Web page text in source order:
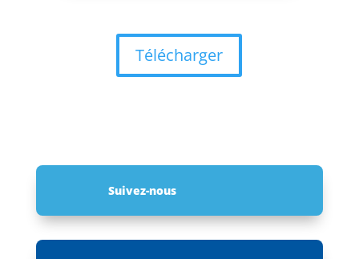
Télécharger
Suivez-nous